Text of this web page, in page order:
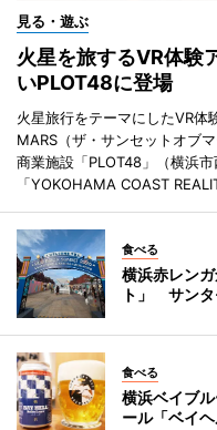
見る・遊ぶ
火星を旅するVR体
いPLOT48に登場
火星旅行をテーマにしたVR体
MARS（ザ・サンセットオブ
商業施設「PLOT48」（横浜
「YOKOHAMA COAST
食べる
横浜赤レン
ト」 サン
食べる
横浜ベイブ
ール「ベイヘ